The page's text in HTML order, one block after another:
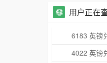
用户正在
6183 英镑
4022 英镑